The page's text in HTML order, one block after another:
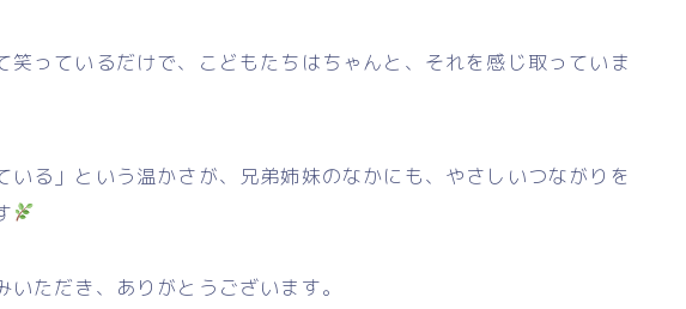
っているだけで、こどもたちはちゃんと、それを感じ取っていま
る」という温かさが、兄弟姉妹のなかにも、やさしいつながりを
ただき、ありがとうございます。